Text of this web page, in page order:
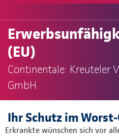
(EU)
Continentale: Kreuteler
GmbH
Ihr Schutz im Worst-
Erkrankte wünschen sich vor